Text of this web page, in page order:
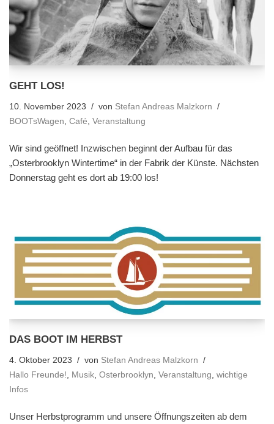
GEHT LOS!
10. November 2023 von Stefan Andreas Malzkorn
BOOTsWagen, Café, Veranstaltung
Wir sind geöffnet! Inzwischen beginnt der Aufbau für das
„Osterbrooklyn Wintertime“ in der Fabrik der Künste. Nächsten
Donnerstag geht es dort ab 19:00 los!
DAS BOOT IM HERBST
4. Oktober 2023 von Stefan Andreas Malzkorn
Hallo Freunde!
Musik Osterbrooklyn Veranstaltung wichtige
Infos
Unser Herbstprogramm und unsere Öffnungszeiten ab dem